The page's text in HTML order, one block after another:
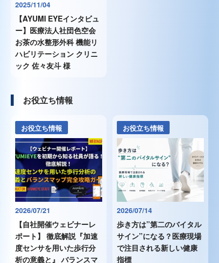
2025/11/04
【AYUMI EYEインタビュ
ー】医療法人社団色空会
お茶の水整形外科 機能リ
ハビリテーション クリニ
ック 佐々友斗 様
お役立ち情報
お役立ち情報
2026/07/21
【自社開催ウェビナーレ
ポート】 徹底解説『加速
度センサを用いた歩行分
析の意義と』 バランスマ
お役立ち情報
2026/07/14
歩き方は”第二のバイタル
サイン”になる？医療現場
で注目される新しい健康
指標